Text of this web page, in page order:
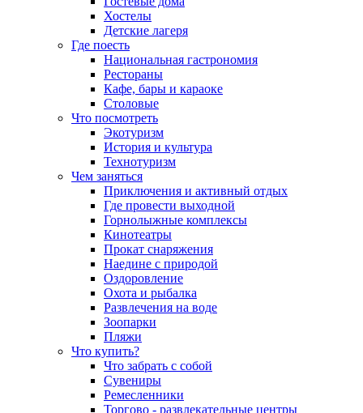
Хостелы
Детские лагеря
Где поесть
Национальная гастрономия
Рестораны
Кафе, бары и караоке
Столовые
Что посмотреть
Экотуризм
История и культура
Технотуризм
Чем заняться
Приключения и активный отдых
Где провести выходной
Горнолыжные комплексы
Кинотеатры
Прокат снаряжения
Наедине с природой
Оздоровление
Охота и рыбалка
Развлечения на воде
Зоопарки
Пляжи
Что купить?
Что забрать с собой
Сувениры
Ремесленники
Торгово - развлекательные центры